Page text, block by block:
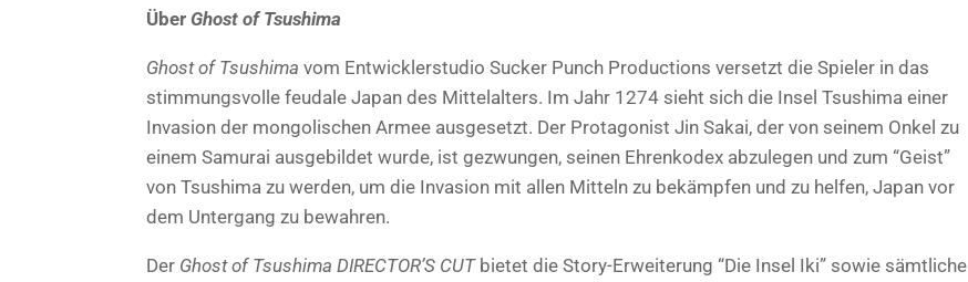
Über Ghost of Tsushima
Ghost of Tsushima vom Entwicklerstudio Sucker Punch Productions versetzt die Spieler in das
stimmungsvolle feudale Japan des Mittelalters. Im Jahr 1274 sieht sich die Insel Tsushima einer
Invasion der mongolischen Armee ausgesetzt. Der Protagonist Jin Sakai, der von seinem Onkel zu
einem Samurai ausgebildet wurde, ist gezwungen, seinen Ehrenkodex abzulegen und zum “Geist”
von Tsushima zu werden, um die Invasion mit allen Mitteln zu bekämpfen und zu helfen, Japan vor
dem Untergang zu bewahren.
Der Ghost of Tsushima DIRECTOR’S CUTbietet die Story-Erweiterung “Die Insel Iki” sowie sämtliche